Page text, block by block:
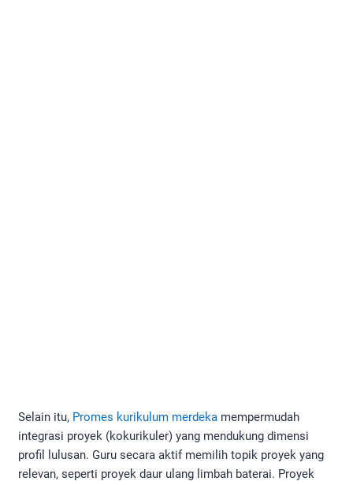
Selain itu, Promes kurikulum merdeka mempermudah
integrasi proyek (kokurikuler) yang mendukung dimensi
profil lulusan. Guru secara aktif memilih topik proyek yang
relevan, seperti proyek daur ulang limbah baterai. Proyek